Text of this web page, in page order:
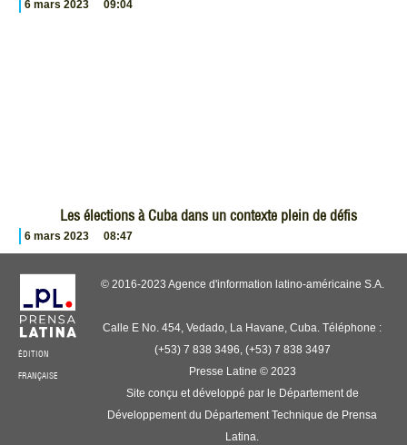
6 mars 2023 09:04
Les élections à Cuba dans un contexte plein de défis
6 mars 2023 08:47
ÉDITION
FRANÇAISE
© 2016-2023 Agence d'information latino-américaine S.A.
Calle E No. 454, Vedado, La Havane, Cuba. Téléphone :
(+53) 7 838 3496, (+53) 7 838 3497
Presse Latine © 2023
Site conçu et développé par le Département de
Développement du Département Technique de Prensa
Latina.